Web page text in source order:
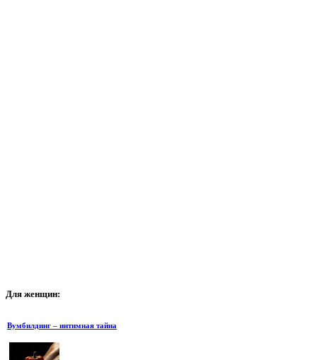
Для женщин:
Вумбилдинг – интимная тайна